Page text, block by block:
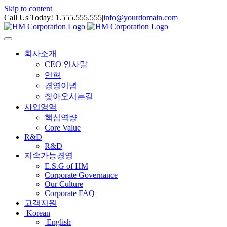
Skip to content
Call Us Today! 1.555.555.555|info@yourdomain.com
회사소개
CEO 인사말
연혁
경영이념
찾아오시는길
사업영역
핵심역량
Core Value
R&D
R&D
지속가능경영
E.S.G of HM
Corporate Governance
Our Culture
Corporate FAQ
고객지원
Korean
English